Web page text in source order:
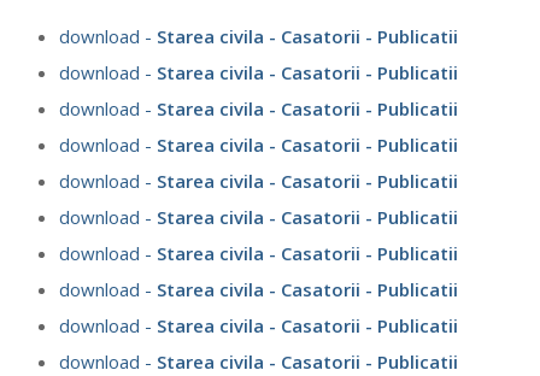
download - Starea civila - Casatorii - Publicatii
download - Starea civila - Casatorii - Publicatii
download - Starea civila - Casatorii - Publicatii
download - Starea civila - Casatorii - Publicatii
download - Starea civila - Casatorii - Publicatii
download - Starea civila - Casatorii - Publicatii
download - Starea civila - Casatorii - Publicatii
download - Starea civila - Casatorii - Publicatii
download - Starea civila - Casatorii - Publicatii
download - Starea civila - Casatorii - Publicatii